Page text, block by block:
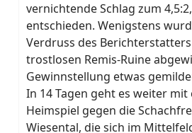
vernichtende Schlag zum
entschieden. Wenigstens
Verdruss des
trostlosen Remis-Ruine
Gewinnstellung etwas
In 14 Tagen geht es weiter
Heimspiel gegen die
Wiesental, die sich im